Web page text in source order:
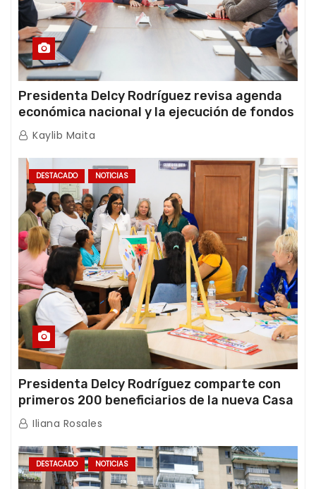
Presidenta Delcy Rodríguez revisa agenda
económica nacional y la ejecución de fondos
de emergencia post-sismos
Kaylib Maita
DESTACADO NOTICIAS
Presidenta Delcy Rodríguez comparte con
primeros 200 beneficiarios de la nueva Casa
de los Abuelos “La Primavera” en Caracas
Iliana Rosales
DESTACADO NOTICIAS